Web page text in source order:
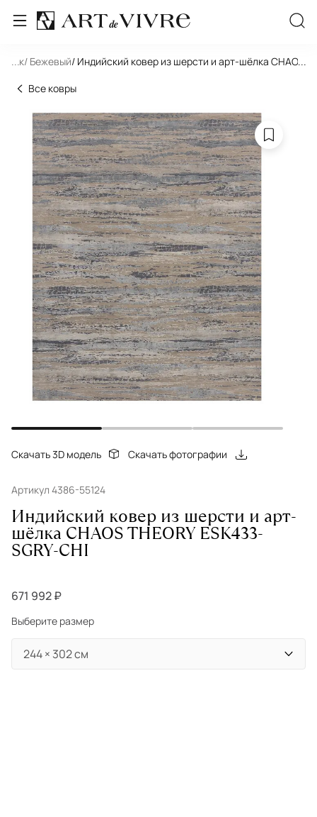
... / Бежевый/ Индийский ковер из шерсти и арт-шёлка CHAOS...
Все ковры
Скачать 3D модель Скачать фотографии
Артикул 4386-55124
Индийский ковер из шерсти и арт-
шёлка CHAOS THEORY ESK433-
SGRY-CHI
671 992 ₽
Выберите размер